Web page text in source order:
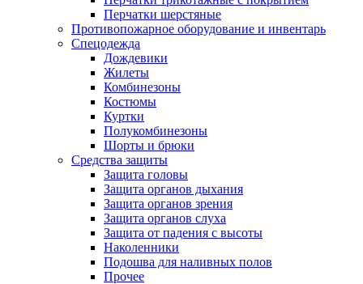
Перчатки шерстяные
Противопожарное оборудование и инвентарь
Спецодежда
Дождевики
Жилеты
Комбинезоны
Костюмы
Куртки
Полукомбинезоны
Шорты и брюки
Средства защиты
Защита головы
Защита органов дыхания
Защита органов зрения
Защита органов слуха
Защита от падения с высоты
Наколенники
Подошва для наливных полов
Прочее